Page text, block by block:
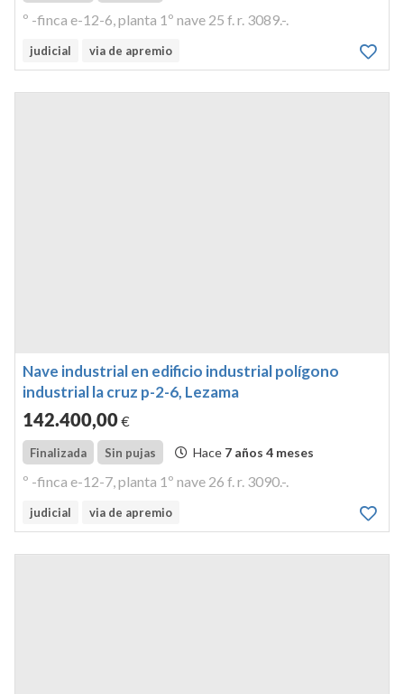
º -finca e-12-6, planta 1º nave 25 f. r. 3089.-.
judicial via de apremio
Nave industrial en edificio industrial polígono
industrial la cruz p-2-6, Lezama
142.400,00€
Finalizada Sin pujas Hace 7 años 4 meses
º -finca e-12-7, planta 1º nave 26 f. r. 3090.-.
judicial via de apremio